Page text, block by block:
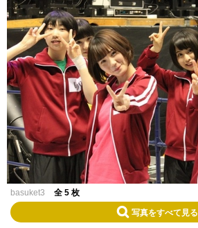
basuket3 全 5 枚
写真をすべて見る